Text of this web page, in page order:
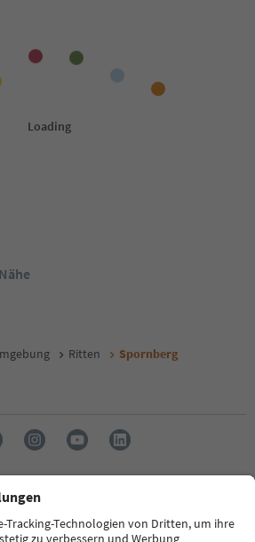
Ritten Spornberg
Sprache: Deutsch